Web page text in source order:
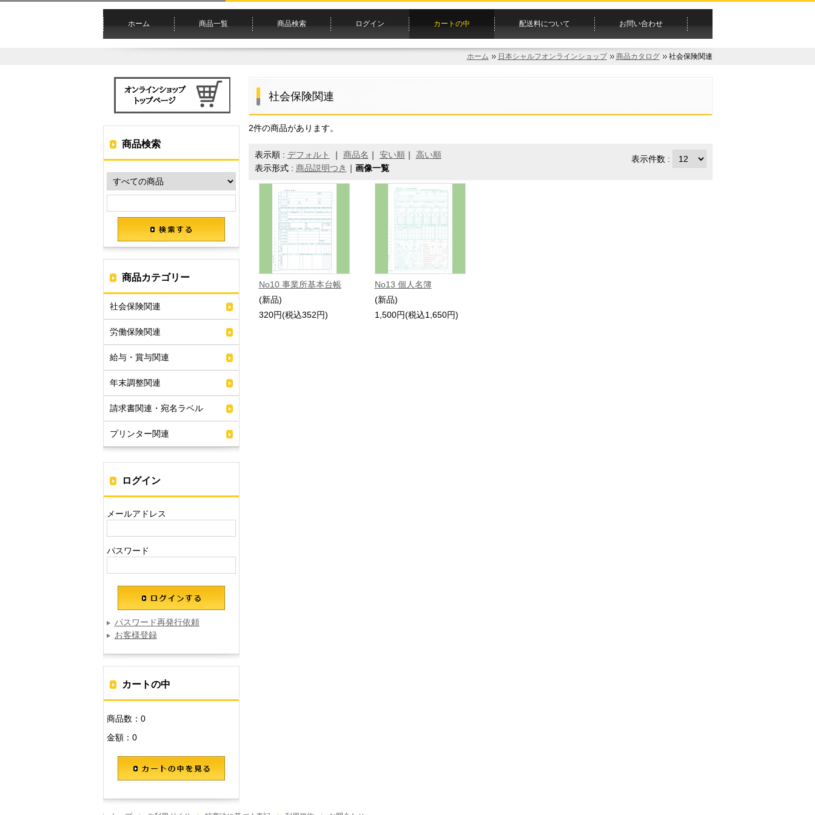
ホーム 商品一覧 商品検索 ログイン カートの中 配送料について お問い合わせ
ホーム 日本シャルフオンラインショップ 商品カタログ 社会保険関連
社会保険関連
2件の商品があります。
表示順 : デフォルト ｜ 商品名 ｜ 安い順｜ 高い順
表示形式 : 商品説明つき ｜ 画像一覧
表示件数 :
No10 事業所基本台帳
(新品)
320円(税込352円)
No13 個人名簿
(新品)
1,500円(税込1,650円)
商品検索
商品カテゴリー
社会保険関連
労働保険関連
給与・賞与関連
年末調整関連
請求書関連・宛名ラベル
プリンター関連
ログイン
メールアドレス
パスワード
パスワード再発行依頼
お客様登録
カートの中
商品数：0
金額：0